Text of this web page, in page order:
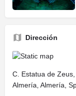
Dirección
C. Estatua de
Almería, Almería,